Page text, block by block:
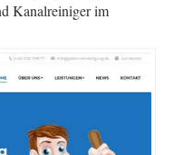
Kanalreiniger im